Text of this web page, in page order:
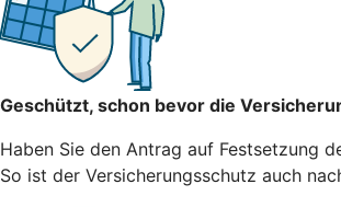
Geschützt, schon bevor die
Haben Sie den Antrag auf Festsetzung
So ist der Versicherungsschutz auch